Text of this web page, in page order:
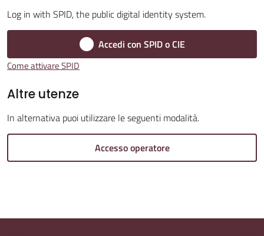
Amministrazione
gli
argomenti...
Seguici
Log in with SPID, the public digital identity system.
Accedi con SPID o CIE
Come attivare SPID
Altre utenze
In alternativa puoi utilizzare le seguenti modalità.
Accesso operatore